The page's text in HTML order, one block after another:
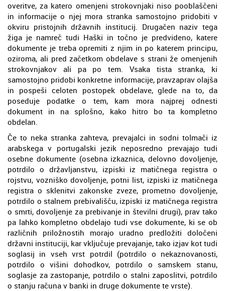
overitve, za katero omenjeni strokovnjaki niso pooblaščeni
in informacije o njej mora stranka samostojno pridobiti v
okviru pristojnih državnih institucij. Drugačen naziv tega
žiga je namreč tudi Haški in točno je predvideno, katere
dokumente je treba opremiti z njim in po katerem principu,
oziroma, ali pred začetkom obdelave s strani že omenjenih
strokovnjakov ali pa po tem. Vsaka tista stranka, ki
samostojno pridobi konkretne informacije, pravzaprav olajša
in pospeši celoten postopek obdelave, glede na to, da
poseduje podatke o tem, kam mora najprej odnesti
dokument in na splošno, kako hitro bo ta kompletno
obdelan.
Če to neka stranka zahteva, prevajalci in sodni tolmači iz
arabskega v portugalski jezik neposredno prevajajo tudi
osebne dokumente (osebna izkaznica, delovno dovoljenje,
potrdilo o državljanstvu, izpiski iz matičnega registra o
rojstvu, vozniško dovoljenje, potni list, izpiski iz matičnega
registra o sklenitvi zakonske zveze, prometno dovoljenje,
potrdilo o stalnem prebivališču, izpiski iz matičnega registra
o smrti, dovoljenje za prebivanje in številni drugi), prav tako
pa lahko kompletno obdelajo tudi vse dokumente, ki se ob
različnih priložnostih morajo uradno predložiti določeni
državni instituciji, kar vključuje prevajanje, tako izjav kot tudi
soglasij in vseh vrst potrdil (potrdilo o nekaznovanosti,
potrdilo o višini dohodkov, potrdilo o samskem stanu,
soglasje za zastopanje, potrdilo o stalni zaposlitvi, potrdilo
o stanju računa v banki in druge dokumente te vrste).